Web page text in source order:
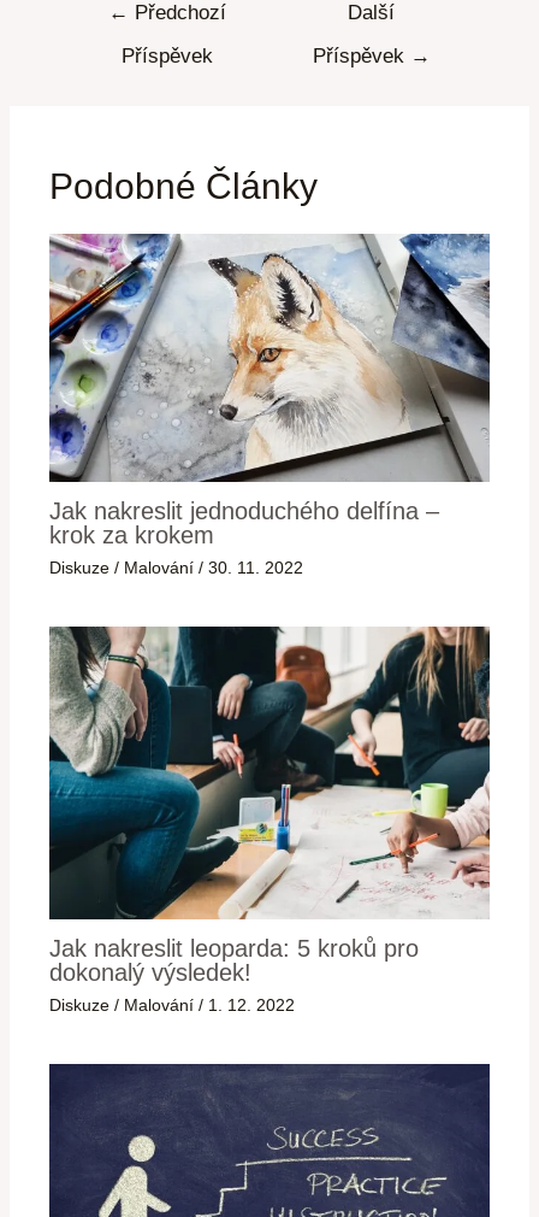
← Předchozí
Příspěvek
Další
Příspěvek →
Podobné Články
Jak nakreslit jednoduchého delfína –
krok za krokem
Diskuze / Malování /30. 11. 2022
Jak nakreslit leoparda: 5 kroků pro
dokonalý výsledek!
Diskuze / Malování / 1. 12. 2022